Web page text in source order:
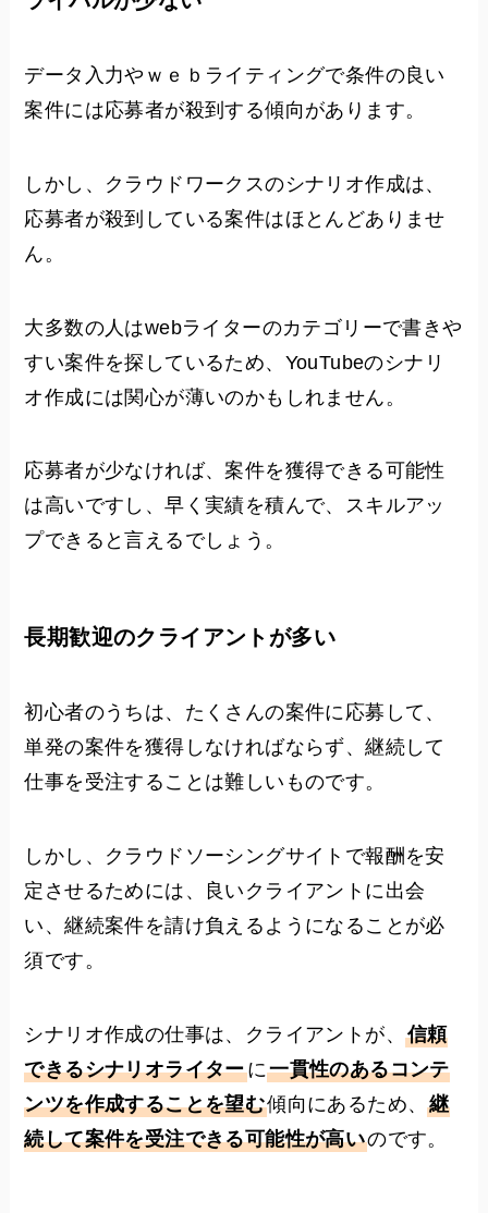
データ入力やｗｅｂライティングで条件の良い
案件には応募者が殺到する傾向があります。
しかし、クラウドワークスのシナリオ作成は、
応募者が殺到している案件はほとんどありませ
ん。
大多数の人はwebライターのカテゴリーで書きや
すい案件を探しているため、YouTubeのシナリ
オ作成には関心が薄いのかもしれません。
応募者が少なければ、案件を獲得できる可能性
は高いですし、早く実績を積んで、スキルアッ
プできると言えるでしょう。
長期歓迎のクライアントが多い
初心者のうちは、たくさんの案件に応募して、
単発の案件を獲得しなければならず、継続して
仕事を受注することは難しいものです。
しかし、クラウドソーシングサイトで報酬を安
定させるためには、良いクライアントに出会
い、継続案件を請け負えるようになることが必
須です。
シナリオ作成の仕事は、クライアントが、信頼
できるシナリオライターに一貫性のあるコンテ
ンツを作成することを望む傾向にあるため、継
続して案件を受注できる可能性が高いのです。